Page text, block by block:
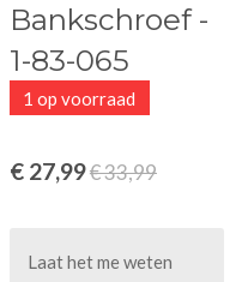
Bankschroef -
1-83-065
1 op voorraad
€ 27,99€ 33,99
Laat het me weten